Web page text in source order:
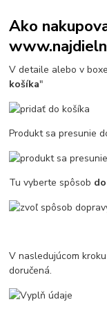
Ako
V detaile alebo v
košíka"
Produkt sa presunie
Tu vyberte spôsob
V nasledujúcom
doručená.